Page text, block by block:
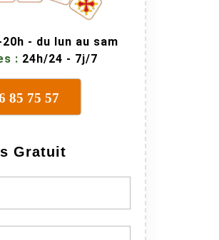
20h - du lun au sam
: 24h/24 - 7j/7
85 75 57
Gratuit